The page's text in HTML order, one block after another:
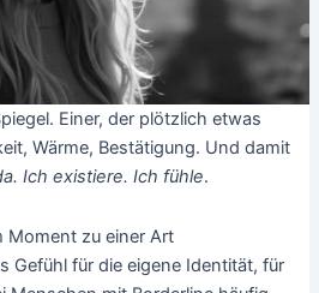
Einer, der plötzlich etwas
Wärme, Bestätigung. Und damit
Ich existiere. Ich fühle.
Moment zu einer Art
Gefühl für die eigene Identität, für